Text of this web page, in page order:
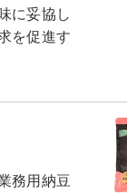
に妥協し
を促進す
務用納豆